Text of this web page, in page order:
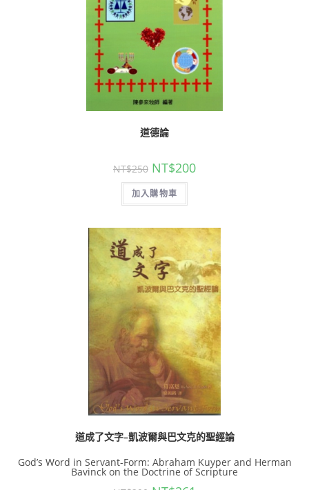
道德論
NT$250 NT$200
加入購物車
道成了文字–凱波爾與巴文克的聖經論
God’s Word in Servant-Form: Abraham Kuyper and Herman
Bavinck on the Doctrine of Scripture